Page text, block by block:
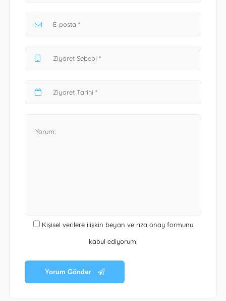
Kişisel verilere ilişkin beyan ve rıza onay formunu
kabul ediyorum.
Yorum Gönder